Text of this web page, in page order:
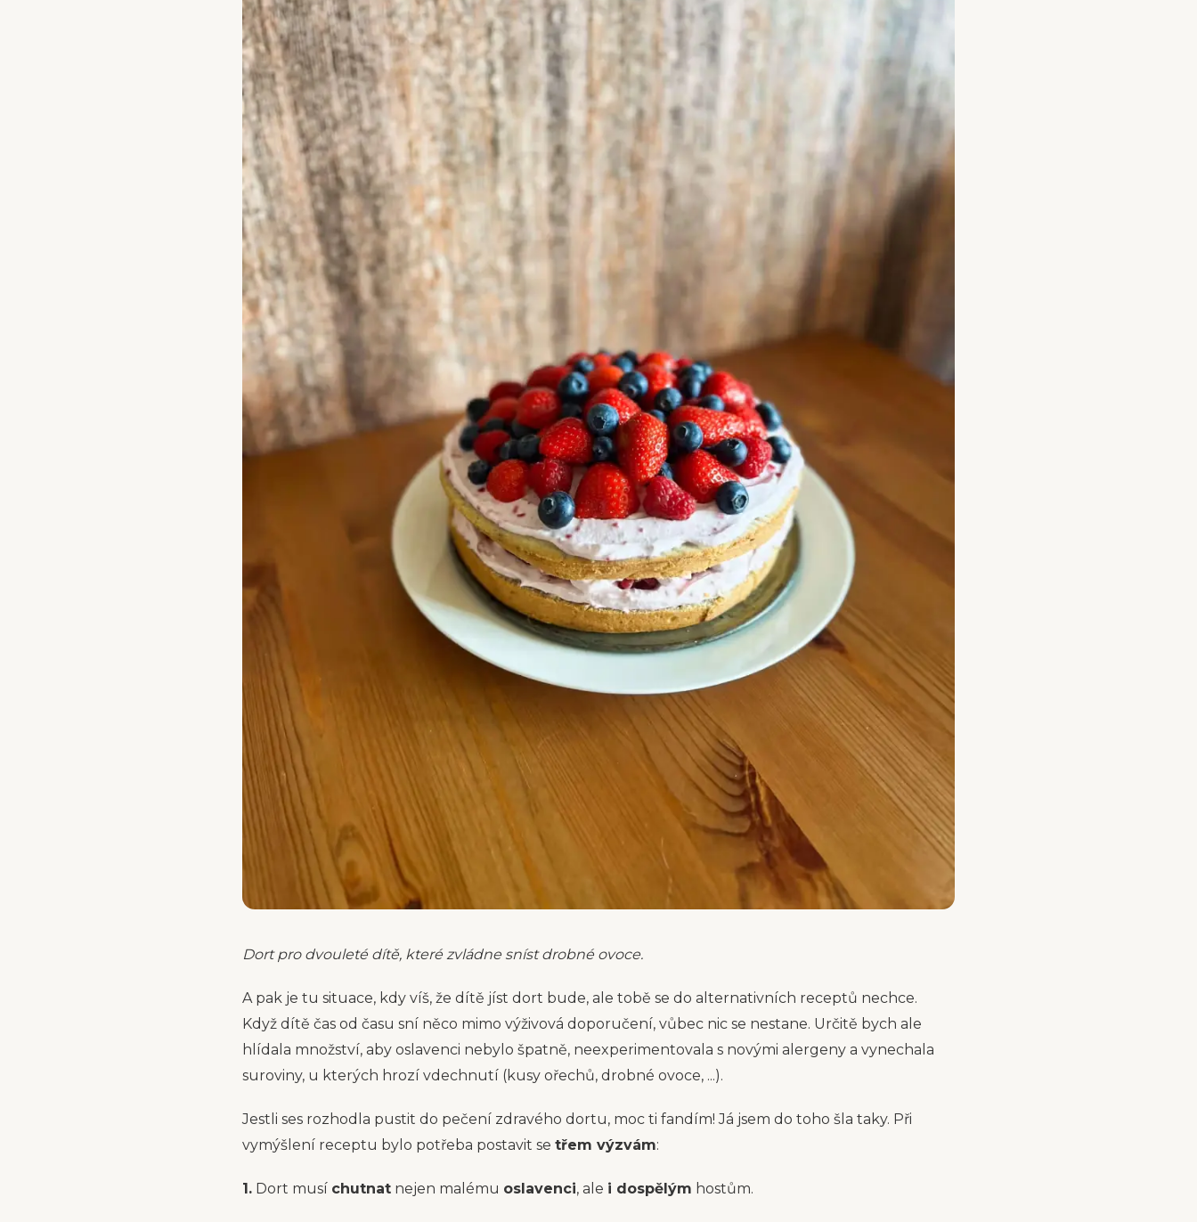
Dort pro dvouleté dítě, které zvládne sníst drobné ovoce.
A pak je tu situace, kdy víš, že dítě jíst dort bude, ale tobě se do alternativních receptů nechce.
Když dítě čas od času sní něco mimo výživová doporučení, vůbec nic se nestane. Určitě bych ale
hlídala množství, aby oslavenci nebylo špatně, neexperimentovala s novými alergeny a vynechala
suroviny, u kterých hrozí vdechnutí (kusy ořechů, drobné ovoce, ...).
Jestli ses rozhodla pustit do pečení zdravého dortu, moc ti fandím! Já jsem do toho šla taky. Při
vymýšlení receptu bylo potřeba postavit se třem výzvám:
1. Dort musí chutnat nejen malému oslavenci, ale i dospělým hostům.